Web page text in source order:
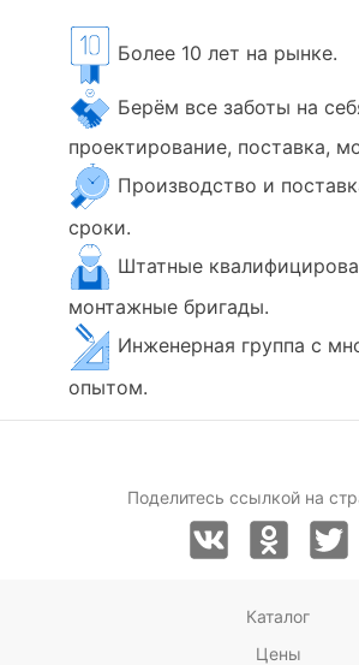
Более 10 лет на рынке.
Берём все заботы на
проектирование, поставка,
Производство и
сроки.
Штатные
монтажные бригады.
Инженерная группа с
опытом.
Поделитесь ссылкой на
Каталог
Цены